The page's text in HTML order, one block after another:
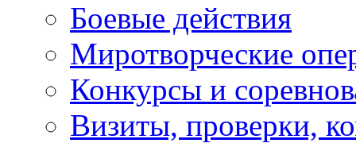
Боевые действия
Миротворческие
Конкурсы и
Визиты, проверки,